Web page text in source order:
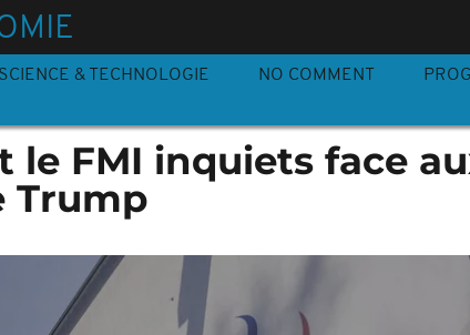
SCIENCE & TECHNOLOGIE NO COMMENT
le FMI inquiets face
Trump